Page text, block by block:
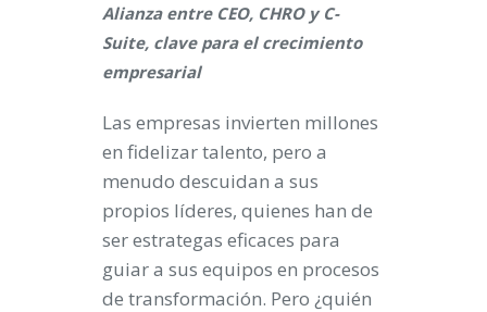
Alianza entre CEO, CHRO y C-
Suite, clave para el crecimiento
empresarial
Las empresas invierten millones
en fidelizar talento, pero a
menudo descuidan a sus
propios líderes, quienes han de
ser estrategas eficaces para
guiar a sus equipos en procesos
de transformación. Pero ¿quién